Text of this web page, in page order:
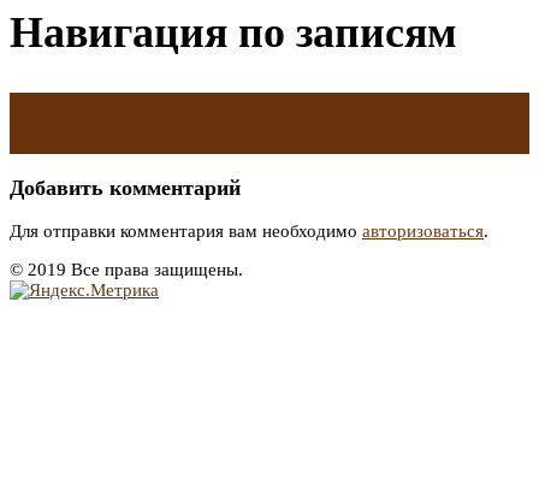
Навигация по записям
Добавить комментарий
Для отправки комментария вам необходимо авторизоваться.
© 2019 Все права защищены.